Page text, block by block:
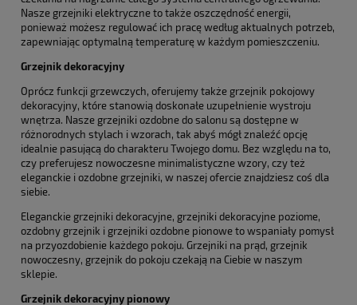
Nasze grzejniki elektryczne to także oszczędność energii,
ponieważ możesz regulować ich pracę według aktualnych potrzeb,
zapewniając optymalną temperaturę w każdym pomieszczeniu.
Grzejnik dekoracyjny
Oprócz funkcji grzewczych, oferujemy także grzejnik pokojowy
dekoracyjny, które stanowią doskonałe uzupełnienie wystroju
wnętrza. Nasze grzejniki ozdobne do salonu są dostępne w
różnorodnych stylach i wzorach, tak abyś mógł znaleźć opcję
idealnie pasującą do charakteru Twojego domu. Bez względu na to,
czy preferujesz nowoczesne minimalistyczne wzory, czy też
eleganckie i ozdobne grzejniki, w naszej ofercie znajdziesz coś dla
siebie.
Eleganckie grzejniki dekoracyjne, grzejniki dekoracyjne poziome,
ozdobny grzejnik i grzejniki ozdobne pionowe to wspaniały pomysł
na przyozdobienie każdego pokoju. Grzejniki na prąd, grzejnik
nowoczesny, grzejnik do pokoju czekają na Ciebie w naszym
sklepie.
Grzejnik dekoracyjny pionowy